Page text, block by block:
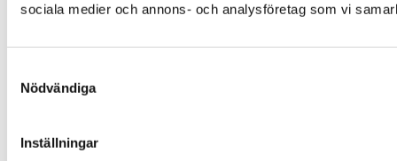
sociala medier och annons- och analysföretag som vi
Nödvändiga
Inställningar